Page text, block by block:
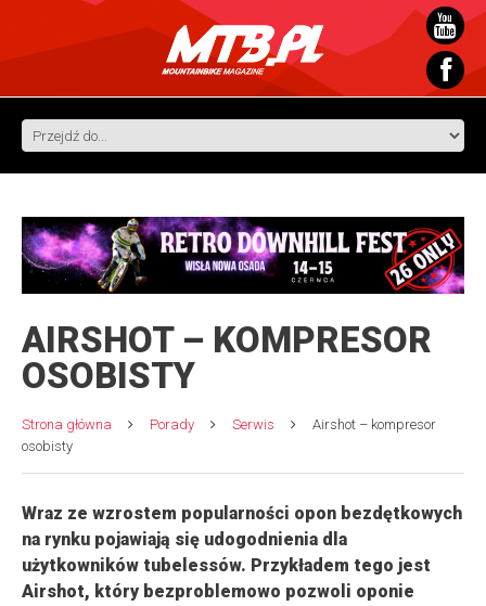
AIRSHOT – KOMPRESOR
OSOBISTY
Strona główna Porady Serwis
Airshot – kompresor
osobisty
Wraz ze wzrostem popularności opon bezdętkowych
na rynku pojawiają się udogodnienia dla
użytkowników tubelessów. Przykładem tego jest
Airshot, który bezproblemowo pozwoli oponie